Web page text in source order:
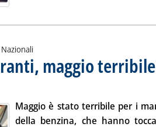
Nazionali
maggio
28 maggio 2014 alle 15.10.
Maggio è stato terribile per i
della benzina, che hanno